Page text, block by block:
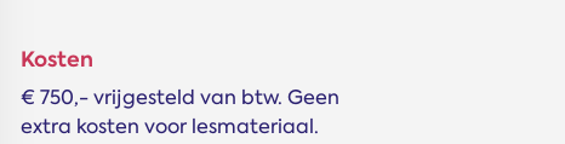
Kosten
€ 750,- vrijgesteld van btw. Geen
extra kosten voor lesmateriaal.